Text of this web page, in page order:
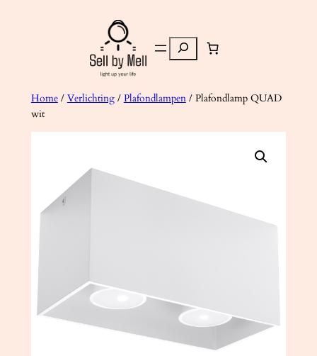
Zoeken
Home/ Verlichting/ Plafondlampen/ Plafondlamp QUAD
wit